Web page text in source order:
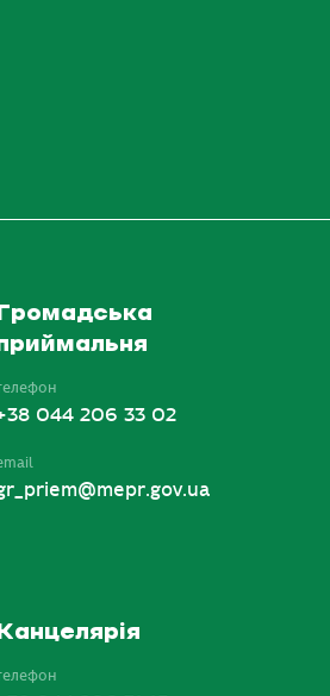
Громадська
044 206 33 02
Канцелярія